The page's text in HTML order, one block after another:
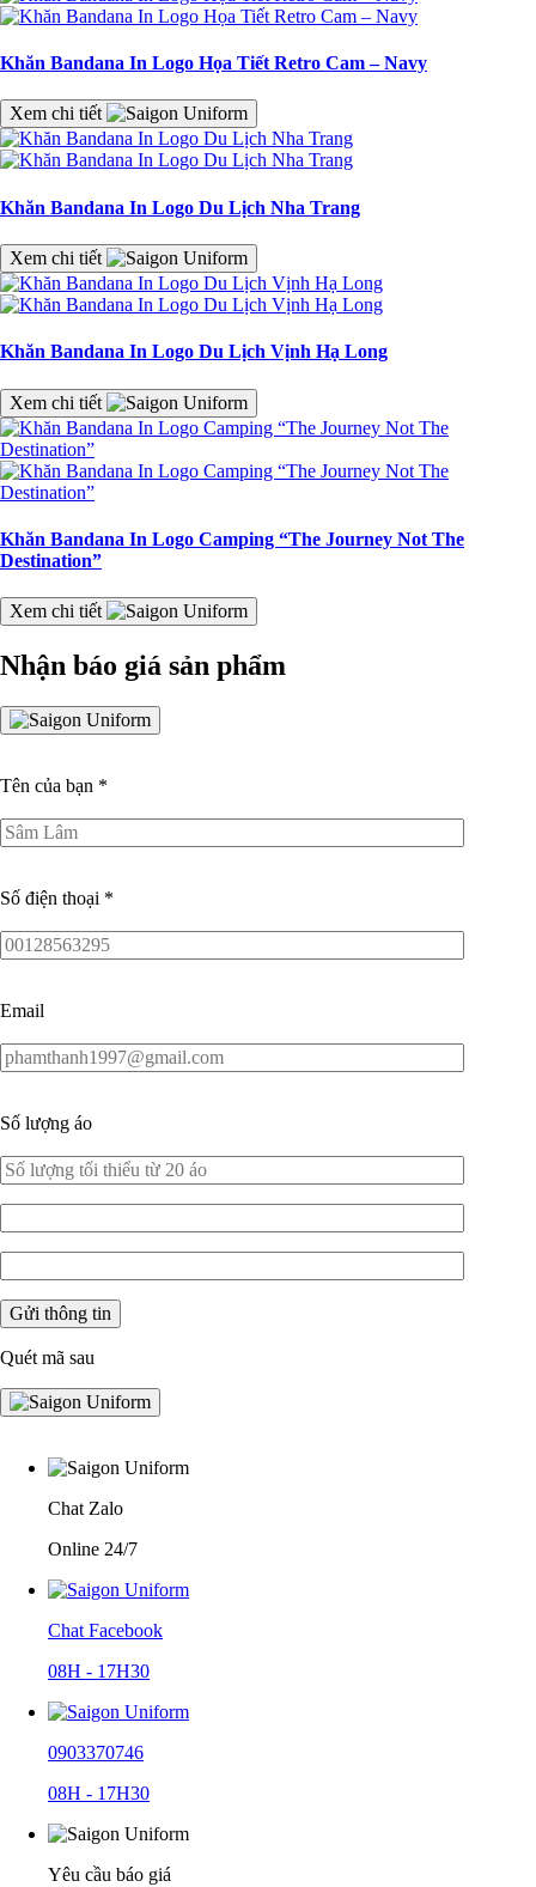
Khăn Bandana In Logo Họa Tiết Retro Cam – Navy
Xem chi tiết
Khăn Bandana In Logo Du Lịch Nha Trang
Xem chi tiết
Khăn Bandana In Logo Du Lịch Vịnh Hạ Long
Xem chi tiết
Khăn Bandana In Logo Camping “The Journey Not The
Destination”
Xem chi tiết
Nhận báo giá sản phẩm
Tên của bạn *
Số điện thoại *
Email
Số lượng áo
Quét mã sau
Chat Zalo
Online 24/7
Chat Facebook
08H - 17H30
0903370746
08H - 17H30
Yêu cầu báo giá